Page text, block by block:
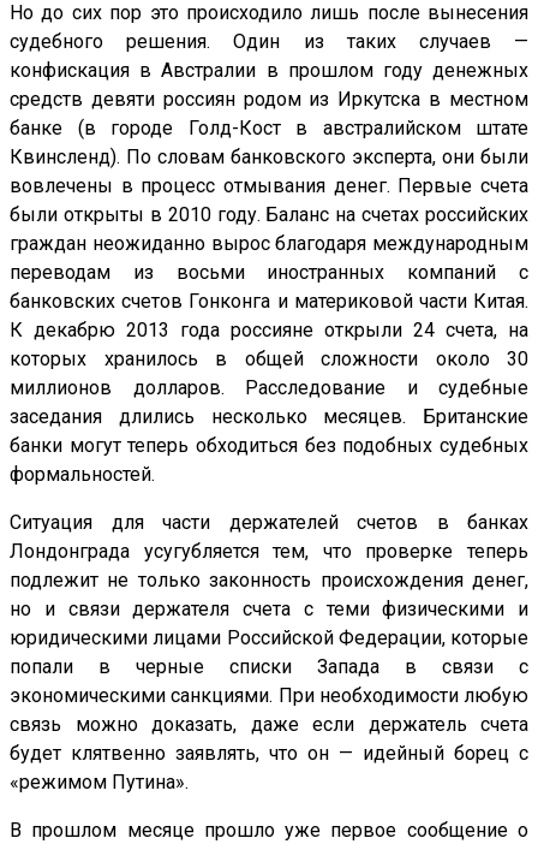
Но до сих пор это происходило лишь после вынесения
судебного решения. Один из таких случаев —
конфискация в Австралии в прошлом году денежных
средств девяти россиян родом из Иркутска в местном
банке (в городе Голд-Кост в австралийском штате
Квинсленд). По словам банковского эксперта, они были
вовлечены в процесс отмывания денег. Первые счета
были открыты в 2010 году. Баланс на счетах российских
граждан неожиданно вырос благодаря международным
переводам из восьми иностранных компаний с
банковских счетов Гонконга и материковой части Китая.
К декабрю 2013 года россияне открыли 24 счета, на
которых хранилось в общей сложности около 30
миллионов долларов. Расследование и судебные
заседания длились несколько месяцев. Британские
банки могут теперь обходиться без подобных судебных
формальностей.
Ситуация для части держателей счетов в банках
Лондонграда усугубляется тем, что проверке теперь
подлежит не только законность происхождения денег,
но и связи держателя счета с теми физическими и
юридическими лицами Российской Федерации, которые
попали в черные списки Запада в связи с
экономическими санкциями. При необходимости любую
связь можно доказать, даже если держатель счета
будет клятвенно заявлять, что он — идейный борец с
«режимом Путина».
В прошлом месяце прошло уже первое сообщение о